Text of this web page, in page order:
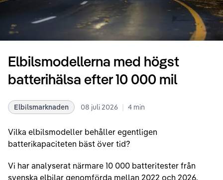
Elbilsmodellerna med högst
batterihälsa efter 10 000 mil
Elbilsmarknaden 08 juli 2026 | 4 min
Vilka elbilsmodeller behåller egentligen
batterikapaciteten bäst över tid?
Vi har analyserat närmare 10 000 batteritester från
svenska elbilar genomförda mellan 2022 och 2026.